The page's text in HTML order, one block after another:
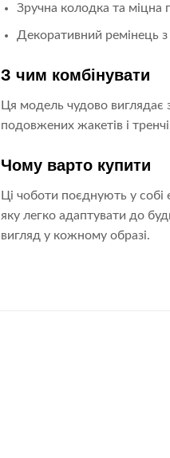
Зручна колодка та міцна
Декоративний ремінець
З чим комбінувати
Ця модель чудово
подовжених жакетів і
Чому варто купити
Ці чоботи поєднують у собі
яку легко адаптувати до
вигляд у кожному образі.